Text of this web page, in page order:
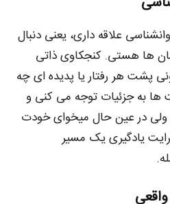
علاقه داری، یعنی دنبال
ها هستی. کنجکاوی ذاتی
پشت هر رفتار یا پدیده‌ ای چه
ها به جزئیات توجه می‌ کنی و
ولی در عین حال میخوای خودت
یادگیری یک مسیر